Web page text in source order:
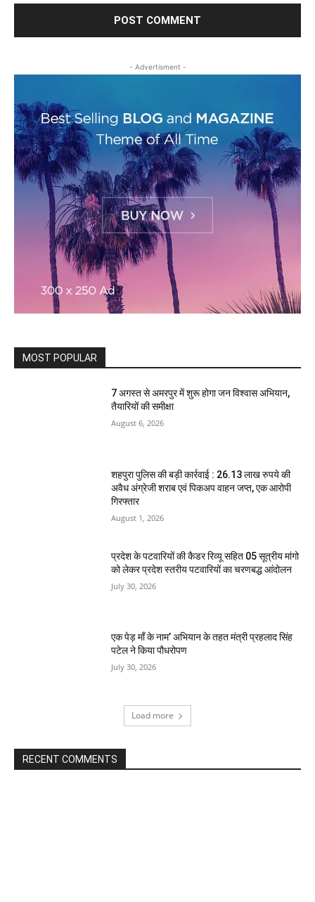
- Advertisment -
MOST POPULAR
7 अगस्त से अमरपुर में शुरू होगा जन विश्वास अभियान,
तैयारियों की समीक्षा
August 6, 2026
शहपुरा पुलिस की बड़ी कार्रवाई : 26.13 लाख रुपये की
अवैध अंग्रेजी शराब एवं पिकअप वाहन जप्त, एक आरोपी
गिरफ्तार
August 1, 2026
प्रदेश के पटवारियों की कैडर रिव्यू सहित 05 सूत्रीय मांगो
को लेकर प्रदेश स्तरीय पटवारियों का चरणबद्ध आंदोलन
July 30, 2026
एक पेड़ माँ के नाम’ अभियान के तहत मंत्री प्रहलाद सिंह
पटेल ने किया पौधरोपण
July 30, 2026
Load more
RECENT COMMENTS